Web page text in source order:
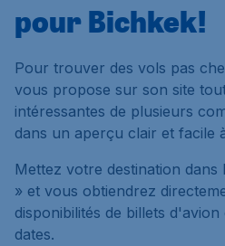
pour Bichkek!
Pour trouver des vols pas
vous propose sur son site
intéressantes de plusieurs
dans un aperçu clair et facile
Mettez votre destination
» et vous obtiendrez
disponibilités de billets
dates.